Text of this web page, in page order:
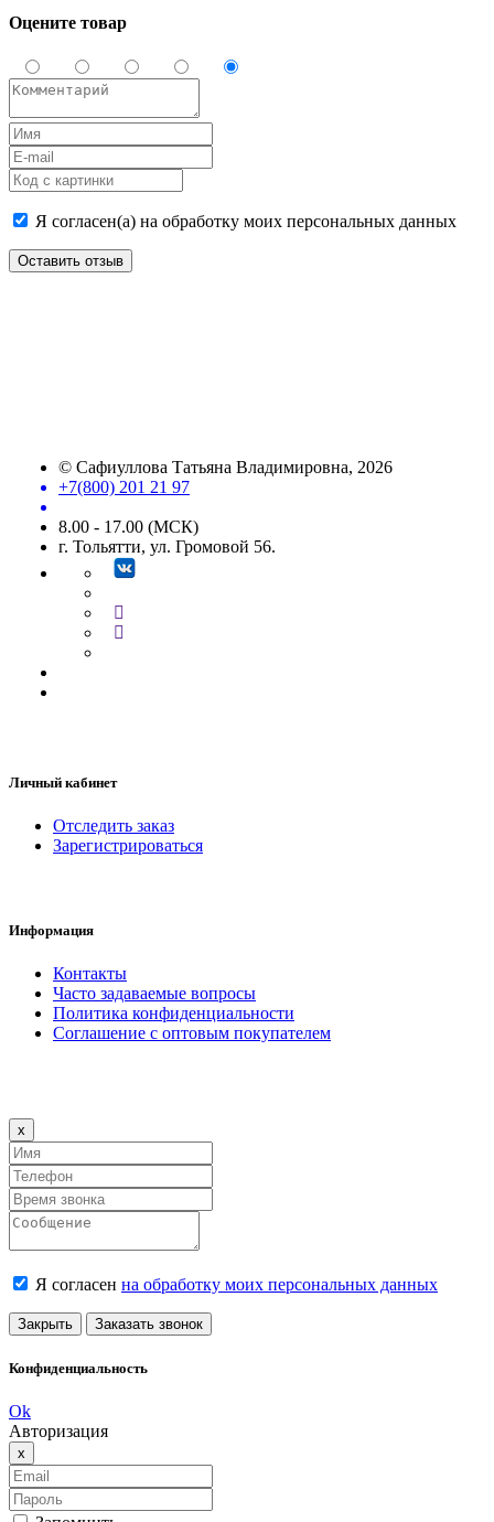
Оцените товар
Я согласен(а) на обработку моих персональных данных
Оставить отзыв
© Сафиуллова Татьяна Владимировна, 2026
+7(800) 201 21 97
8.00 - 17.00 (МСК)
г. Тольятти, ул. Громовой 56.
Личный кабинет
Отследить заказ
Зарегистрироваться
Информация
Контакты
Часто задаваемые вопросы
Политика конфиденциальности
Соглашение с оптовым покупателем
x
Я согласен на обработку моих персональных данных
Закрыть Заказать звонок
Конфиденциальность
Ok
Авторизация
x